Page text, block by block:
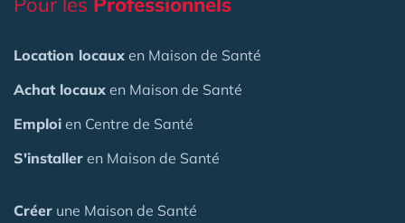
Location locaux en Maison de Santé
Achat locaux en Maison de Santé
Emploi en Centre de Santé
S'installer en Maison de Santé
Créer une Maison de Santé